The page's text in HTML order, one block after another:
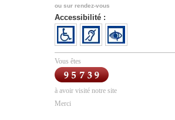
ou sur rendez-vous
Accessibilité :
Vous êtes
à avoir visité notre site
Merci